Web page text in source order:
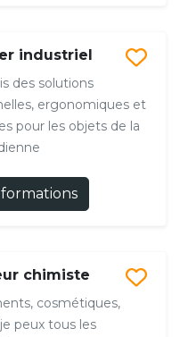
industriel
des solutions
ergonomiques et
pour les objets de la
chimiste
cosmétiques,
peux tous les